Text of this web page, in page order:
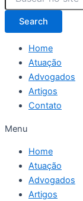
Search
Home
Atuação
Advogados
Artigos
Contato
Menu
Home
Atuação
Advogados
Artigos